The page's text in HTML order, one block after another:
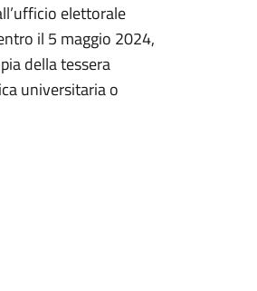
elettorale
il 5 maggio 2024,
della tessera
universitaria o